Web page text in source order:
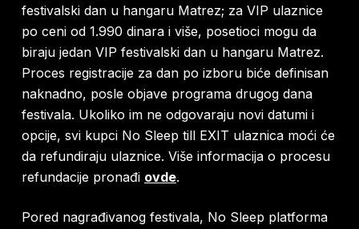
festivalski dan u hangaru Matrez; za VIP ulaznice
po ceni od 1.990 dinara i više, posetioci mogu da
biraju jedan VIP festivalski dan u hangaru Matrez.
Proces registracije za dan po izboru biće definisan
naknadno, posle objave programa drugog dana
festivala. Ukoliko im ne odgovaraju novi datumi i
opcije, svi kupci No Sleep till EXIT ulaznica moći će
da refundiraju ulaznice. Više informacija o procesu
refundacije pronađi ovde.
Pored nagrađivanog festivala, No Sleep platforma